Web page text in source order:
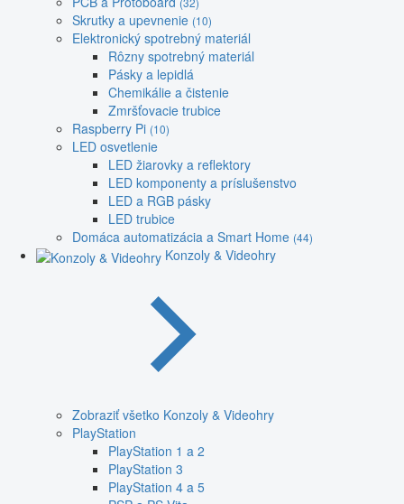
Skrutky a upevnenie (10)
Elektronický spotrebný materiál
Rôzny spotrebný materiál
Pásky a lepidlá
Chemikálie a čistenie
Zmršťovacie trubice
Raspberry Pi (10)
LED osvetlenie
LED žiarovky a reflektory
LED komponenty a príslušenstvo
LED a RGB pásky
LED trubice
Domáca automatizácia a Smart Home (44)
Konzoly & Videohry
Zobraziť všetko Konzoly & Videohry
PlayStation
PlayStation 1 a 2
PlayStation 3
PlayStation 4 a 5